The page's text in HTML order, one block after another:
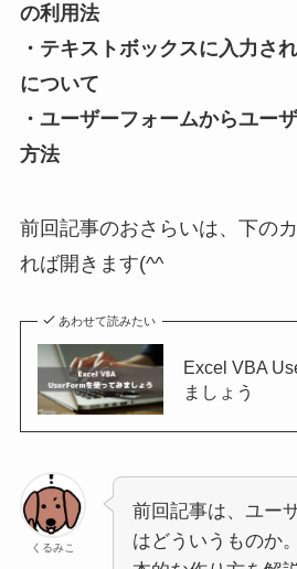
の利用法
・テキストボックスに入力さ
について
・ユーザーフォームからユー
方法
前回記事のおさらいは、下の
れば開きます(^^ゞ
あわせて読みたい
Excel VBA
ましょう
くるみこ
前回記事は、ユー
はどういうものか